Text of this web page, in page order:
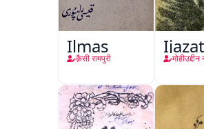
Ilmas
क़ैसी रामपुरी
Ijazat